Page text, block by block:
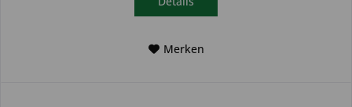
Merken